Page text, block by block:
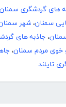
های گردشگری سمنان
سمنان، شهر
، جاذبه های
خوی مردم سمنان،
تایلند